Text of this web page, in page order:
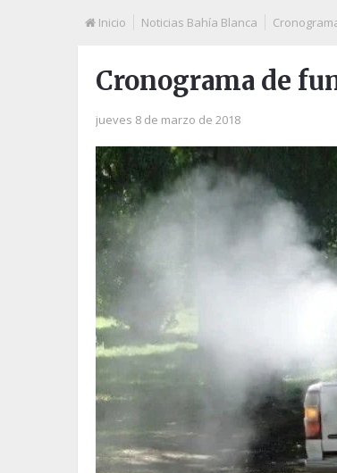
Inicio Noticias Bahía Blanca
Cronograma de
jueves 8 de marzo de 2018